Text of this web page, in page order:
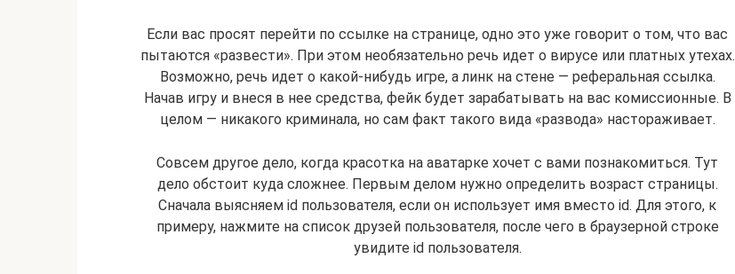
Если вас просят перейти по ссылке на странице, одно это уже говорит о том, что вас
пытаются «развести». При этом необязательно речь идет о вирусе или платных утехах.
Возможно, речь идет о какой-нибудь игре, а линк на стене — реферальная ссылка.
Начав игру и внеся в нее средства, фейк будет зарабатывать на вас комиссионные. В
целом — никакого криминала, но сам факт такого вида «развода» настораживает.
Совсем другое дело, когда красотка на аватарке хочет с вами познакомиться. Тут
дело обстоит куда сложнее. Первым делом нужно определить возраст страницы.
Сначала выясняем id пользователя, если он использует имя вместо id. Для этого, к
примеру, нажмите на список друзей пользователя, поcле чего в браузерной строке
увидите id пользователя.